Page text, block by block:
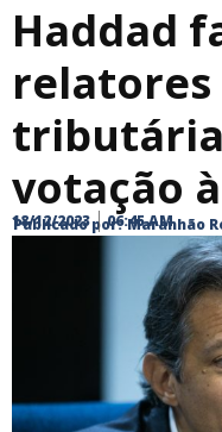
Haddad
votação
Publicado por: Maranhão
18/12/2023 06:45 AM